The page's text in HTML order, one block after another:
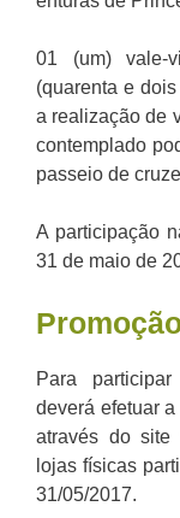
01 (um) vale-
(quarenta e
a realização de
contemplado
passeio de
A participação
31 de maio de
Para
deverá efetuar
através do site
lojas físicas
31/05/2017.